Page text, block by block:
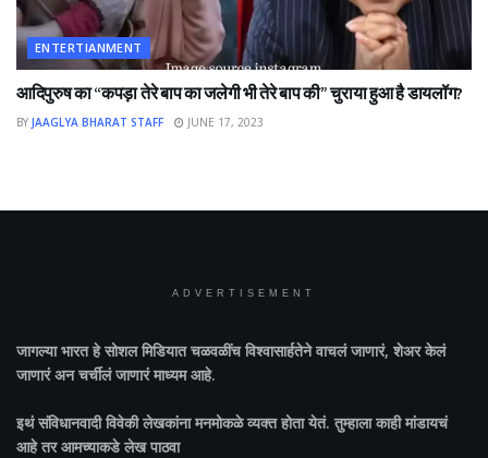
ENTERTIANMENT
आदिपुरुष का “कपड़ा तेरे बाप का जलेगी भी तेरे बाप की” चुराया हुआ है डायलॉग?
BY JAAGLYA BHARAT STAFF JUNE 17, 2023
ADVERTISEMENT
जागल्या भारतहे सोशल मिडियात चळवळींच विश्वासार्हतेने वाचलं जाणारं, शेअर केलं
जाणारं अन चर्चीलं जाणारं माध्यम आहे.
इथं संविधानवादी विवेकी लेखकांना मनमोकळे व्यक्त होता येतं. तुम्हाला काही मांडायचं
आहे तर आमच्याकडे लेख पाठवा